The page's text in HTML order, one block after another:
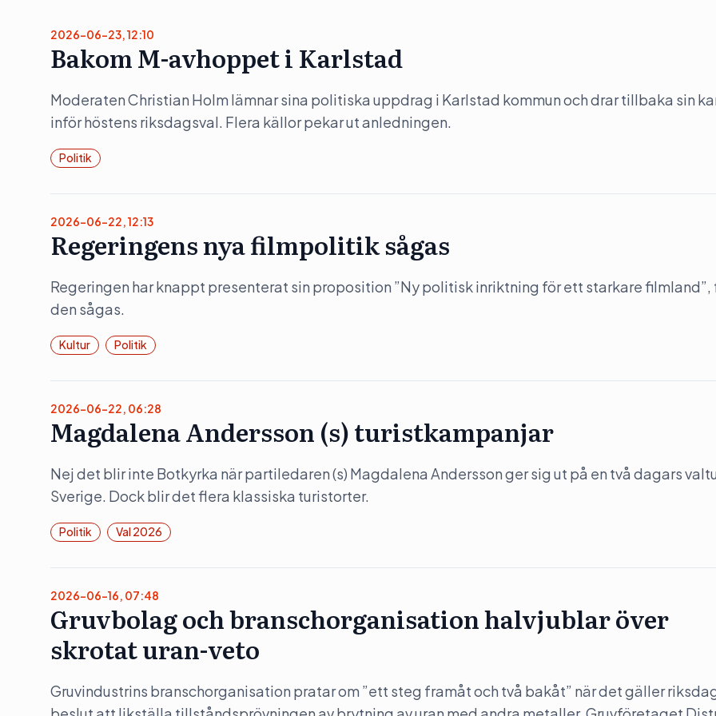
2026-06-23, 12:10
Bakom M-avhoppet i Karlstad
Moderaten Christian Holm lämnar sina politiska uppdrag i Karlstad kommun och drar tillbaka sin
inför höstens riksdagsval. Flera källor pekar ut anledningen.
Politik
2026-06-22, 12:13
Regeringens nya filmpolitik sågas
Regeringen har knappt presenterat sin proposition ”Ny politisk inriktning för ett starkare filmland”,
den sågas.
Kultur Politik
2026-06-22, 06:28
Magdalena Andersson (s) turistkampanjar
Nej det blir inte Botkyrka när partiledaren (s) Magdalena Andersson ger sig ut på en två dagars
Sverige. Dock blir det flera klassiska turistorter.
Politik Val 2026
2026-06-16, 07:48
Gruvbolag och branschorganisation halvjublar över
skrotat uran-veto
Gruvindustrins branschorganisation pratar om ”ett steg framåt och två bakåt” när det gäller